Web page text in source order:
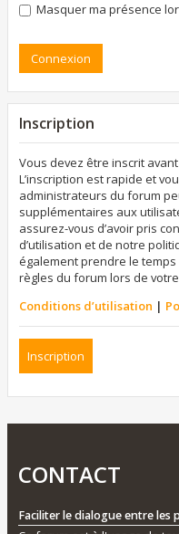
Masquer ma présence
Inscription
Vous devez être inscrit
L’inscription est rapide et
administrateurs du forum
supplémentaires aux
assurez-vous d’avoir pris
d’utilisation et de notre
également prendre le
règles du forum lors de
Conditions d’utilisation |
Inscription
CONTACT
Faciliter le dialogue entre les